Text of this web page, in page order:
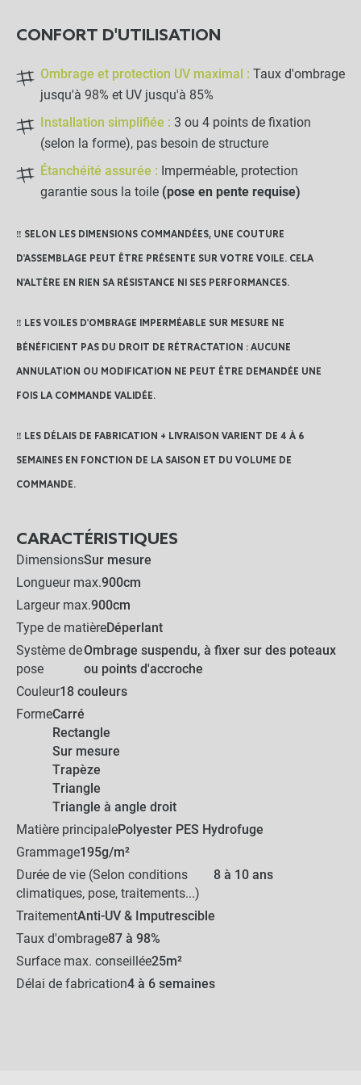
Voile d'ombrage concave imperméable
NOTRE RECOMMANDATION POUR
UNE POSE EN TOUTE TRANQUILLITÉ
Tendeur fileté (20cm)
15,00 €
CONFORT D'UTILISATION
Ombrage et protection UV maximal : Taux d'ombrage
jusqu'à 98% et UV jusqu'à 85%
Installation simplifiée : 3 ou 4 points de fixation
(selon la forme), pas besoin de structure
Étanchéité assurée : Imperméable, protection
garantie sous la toile (pose en pente requise)
‼️ SELON LES DIMENSIONS COMMANDÉES, UNE COUTURE
D'ASSEMBLAGE PEUT ÊTRE PRÉSENTE SUR VOTRE VOILE. CELA
N'ALTÈRE EN RIEN SA RÉSISTANCE NI SES PERFORMANCES.
‼️ LES VOILES D'OMBRAGE IMPERMÉABLE SUR MESURE NE
BÉNÉFICIENT PAS DU DROIT DE RÉTRACTATION : AUCUNE
ANNULATION OU MODIFICATION NE PEUT ÊTRE DEMANDÉE UNE
FOIS LA COMMANDE VALIDÉE.
‼️ LES DÉLAIS DE FABRICATION + LIVRAISON VARIENT DE 4 À 6
SEMAINES EN FONCTION DE LA SAISON ET DU VOLUME DE
COMMANDE.
CARACTÉRISTIQUES
DimensionsSur mesure
Longueur max.900cm
Largeur max.900cm
Type de matièreDéperlant
Système de
pose
Ombrage suspendu, à fixer sur des poteaux
ou points d'accroche
Couleur18 couleurs
FormeCarré
Rectangle
Sur mesure
Trapèze
Triangle
Triangle à angle droit
Matière principalePolyester PES Hydrofuge
Grammage195g/m²
Durée de vie (Selon conditions
climatiques, pose, traitements...)
8 à 10 ans
TraitementAnti-UV & Imputrescible
Taux d'ombrage87 à 98%
Surface max. conseillée25m²
Délai de fabrication4 à 6 semaines